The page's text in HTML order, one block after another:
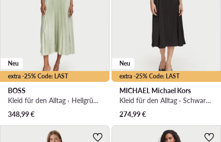
extra -25% Code: LAST
Neu
BOSS
Kleid für den Alltag · Hellgrün · Midi
348,99€
extra -25% Code: LAST
Neu
MICHAEL Michael Kors
Kleid für den Alltag · Schwarz · Midi
274,99€